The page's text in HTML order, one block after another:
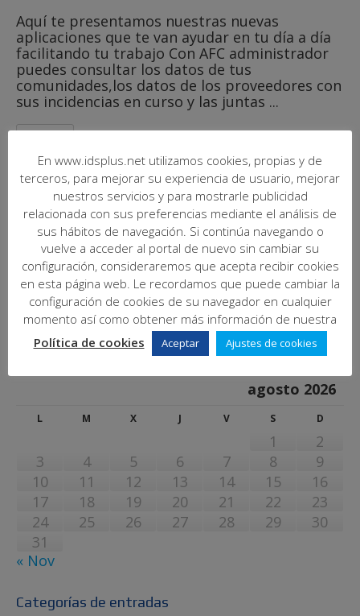
Aquí te presentamos nuestras nuevas
aplicaciones que te van ayudar en tu día a día
facilitando tu trabajo Con AFC administrador
puedes consultar los datos de tus
comunidades,los datos de los proveedores con
sus incidencias en curso y las juntas ...
Búsqueda
Buscar
Calendario
agosto 2026
L M X J V S D
1
2
3
4 5 6 7 8
9
10
11 12 13 14 15
16
17
18 19 20 21 22
23
24
25 26 27 28 29
30
31
« Nov
Categorías de entradas
En www.idsplus.net utilizamos cookies, propias y de
terceros, para mejorar su experiencia de usuario, mejorar
nuestros servicios y para mostrarle publicidad
relacionada con sus preferencias mediante el análisis de
sus hábitos de navegación. Si continúa navegando o
vuelve a acceder al portal de nuevo sin cambiar su
configuración, consideraremos que acepta recibir cookies
en esta página web. Le recordamos que puede cambiar la
configuración de cookies de su navegador en cualquier
momento así como obtener más información de nuestra
Política de cookies
Aceptar Ajustes de cookies